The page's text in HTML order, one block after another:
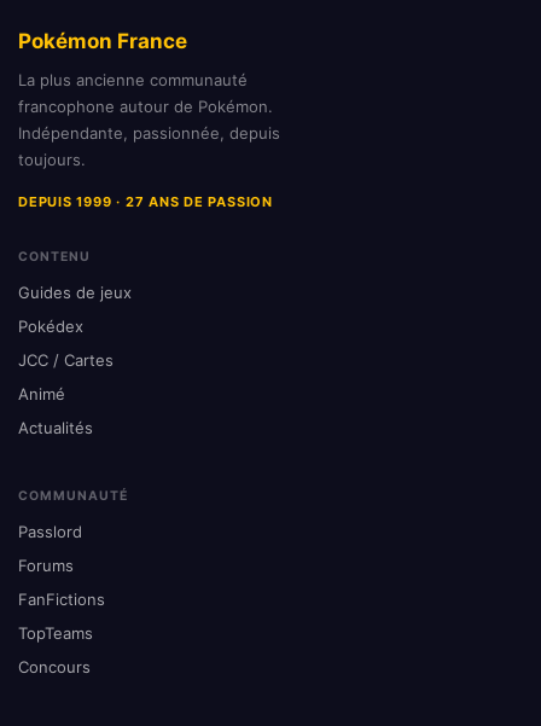
Pokémon France
La plus ancienne communauté
francophone autour de Pokémon.
Indépendante, passionnée, depuis
toujours.
DEPUIS 1999 · 27 ANS DE PASSION
CONTENU
Guides de jeux
Pokédex
JCC / Cartes
Animé
Actualités
COMMUNAUTÉ
Passlord
Forums
FanFictions
TopTeams
Concours